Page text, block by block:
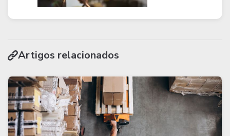
Artigos relacionados